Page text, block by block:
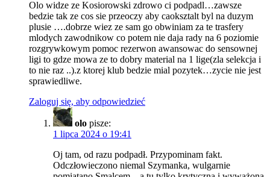
Olo widze ze Kosiorowski zdrowo ci podpadl…zawsze
bedzie tak ze cos sie przeoczy aby caoksztalt byl na duzym
plusie ….dobrze wiez ze sam go obwiniam za te trasfery
mlodych zawodnikow co potem nie daja rady na 6 poziomie
rozgrywkowym pomoc rezerwon awansowac do sensownej
ligi to gdze mowa ze to dobry material na 1 lige(zla selekcja i
to nie raz ..).z ktorej klub bedzie mial pozytek…zycie nie jest
sprawiedliwe.
Zaloguj się, aby odpowiedzieć
olo pisze:
1 lipca 2024 o 19:41
Oj tam, od razu podpadł. Przypominam fakt.
Odczłowieczono niemal Szymanka, wulgarnie